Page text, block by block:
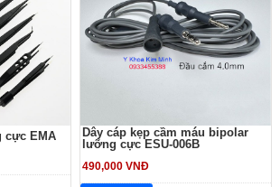
cực EMA
Dây cáp kẹp cầm máu bipolar
lưỡng cực ESU-006B
490,000 VNĐ